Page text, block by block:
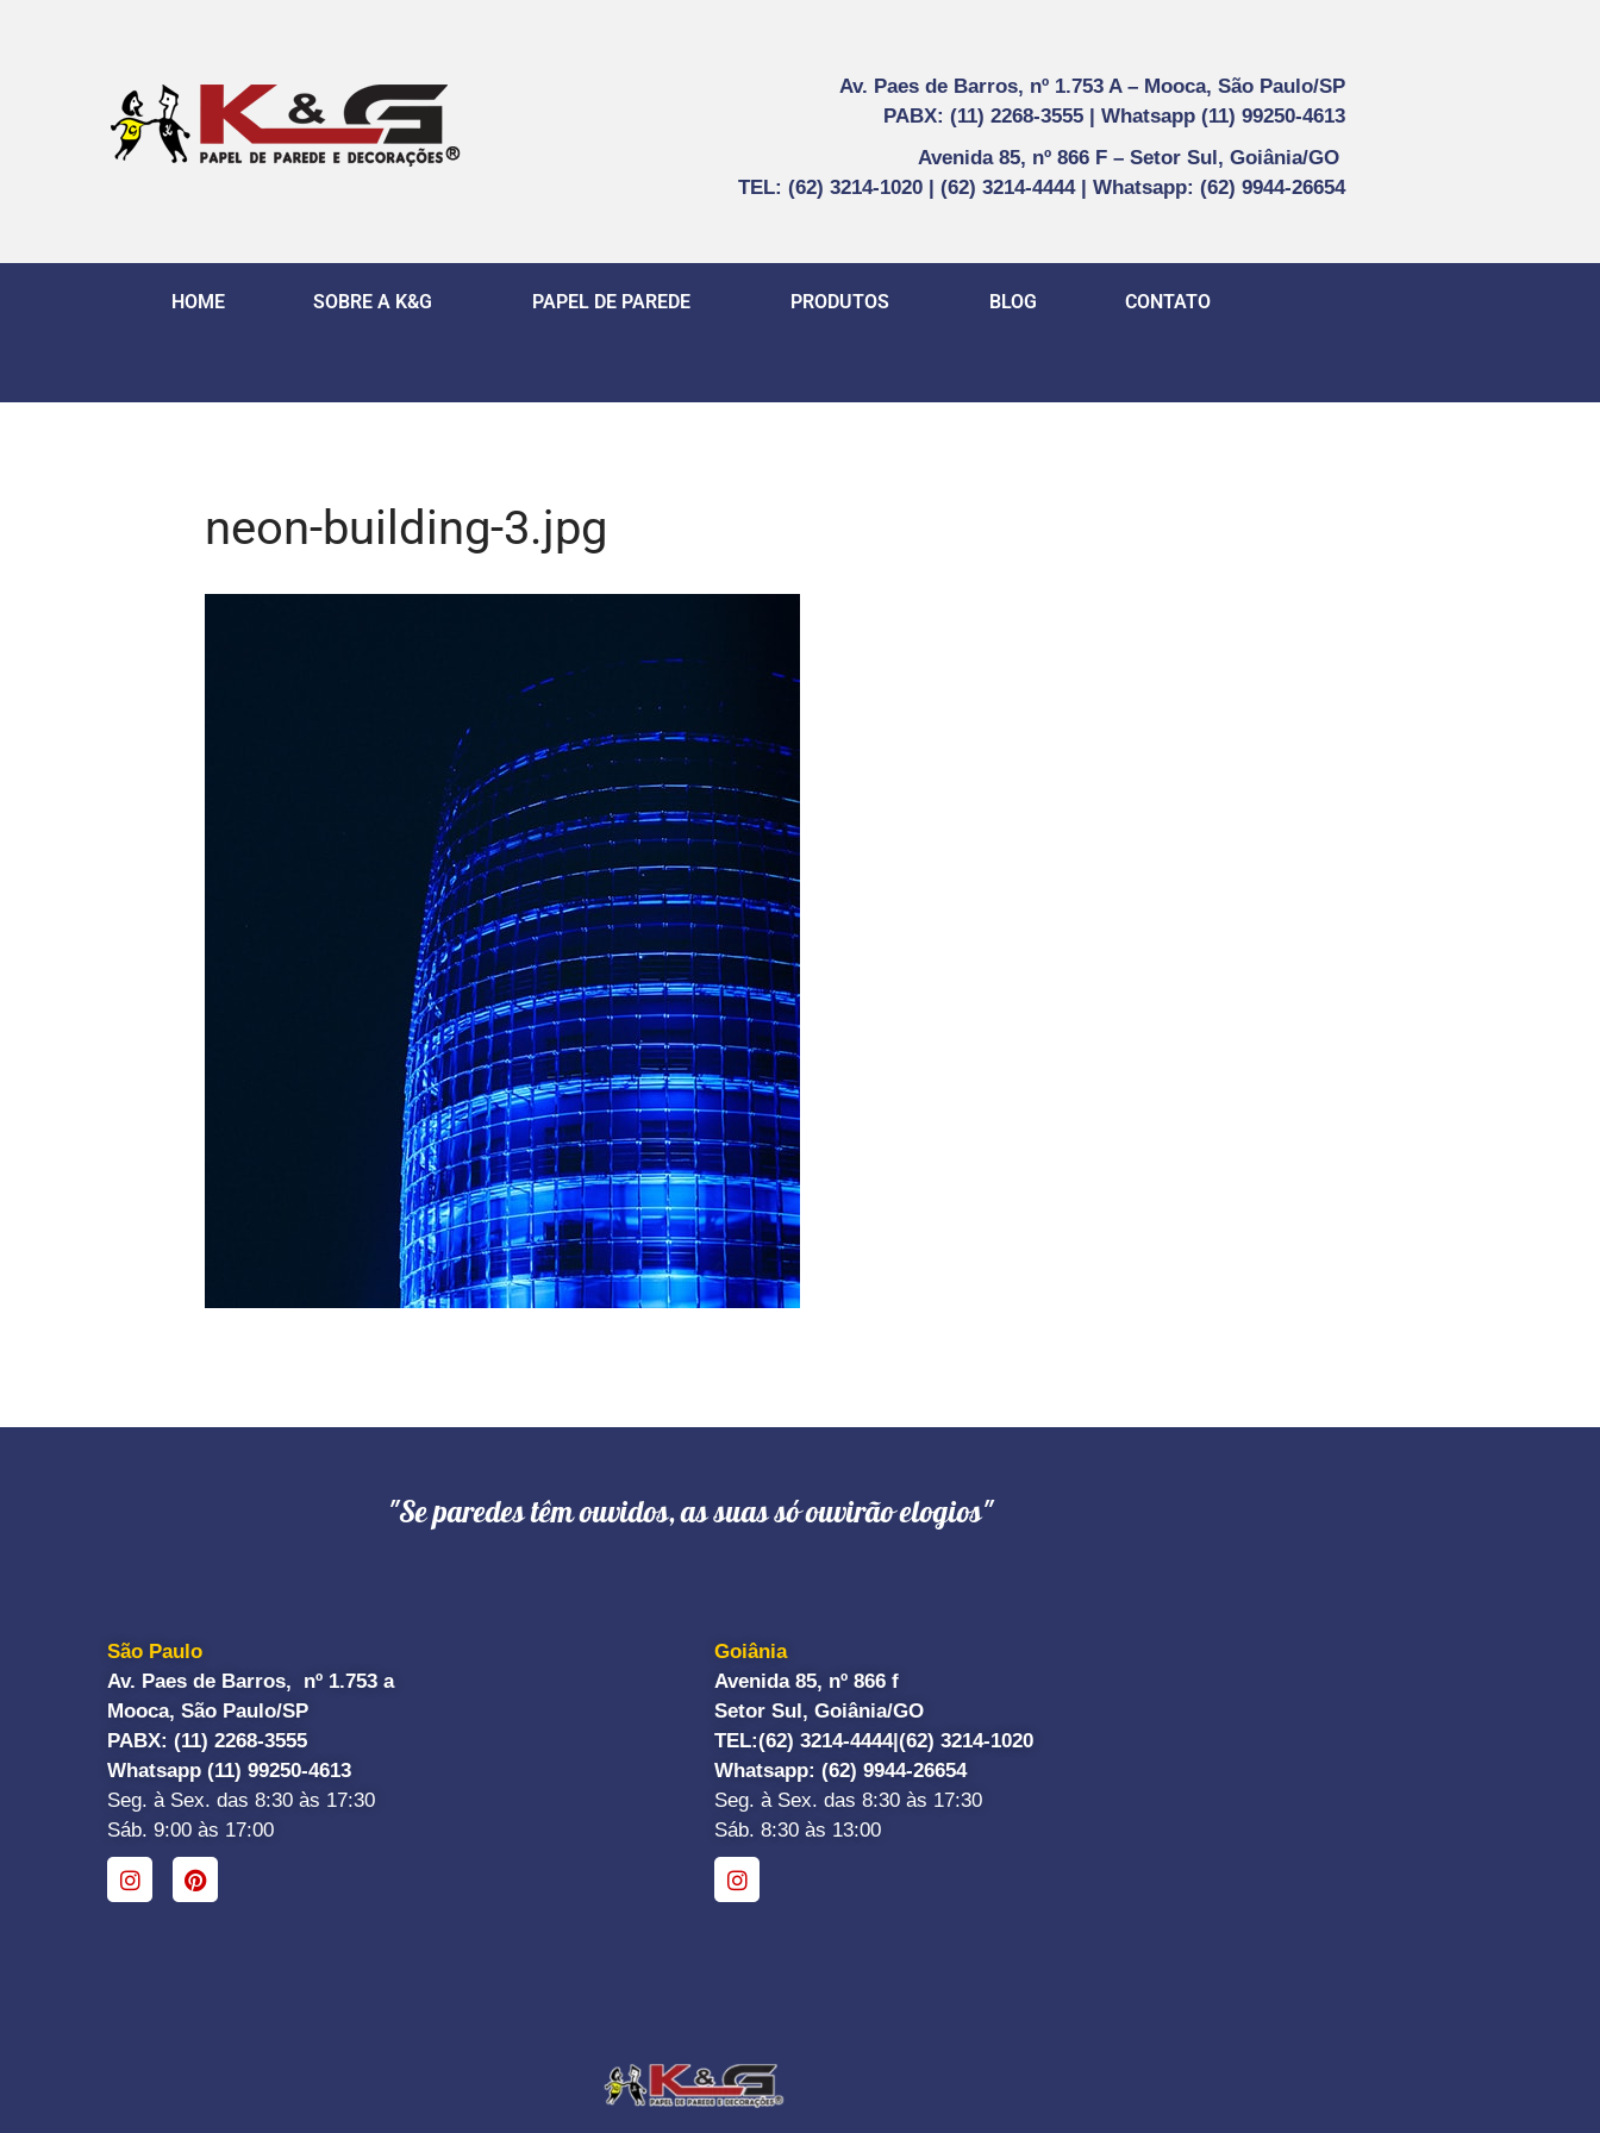
Av. Paes de Barros, nº 1.753 A – Mooca, São Paulo/SP
PABX: (11) 2268-3555 | Whatsapp (11) 99250-4613
Avenida 85, nº 866 F – Setor Sul, Goiânia/GO
TEL: (62) 3214-1020 | (62) 3214-4444 | Whatsapp: (62) 9944-26654
HOME SOBRE A K&G PAPEL DE PAREDE PRODUTOS BLOG CONTATO
neon-building-3.jpg
"Se paredes têm ouvidos, as suas só ouvirão elogios"
São Paulo
Av. Paes de Barros, nº 1.753 a
Mooca, São Paulo/SP
PABX: (11) 2268-3555
Whatsapp (11) 99250-4613
Seg. à Sex. das 8:30 às 17:30
Sáb. 9:00 às 17:00
Goiânia
Avenida 85, nº 866 f
Setor Sul, Goiânia/GO
TEL:(62) 3214-4444| (62) 3214-1020
Whatsapp: (62) 9944-26654
Seg. à Sex. das 8:30 às 17:30
Sáb. 8:30 às 13:00